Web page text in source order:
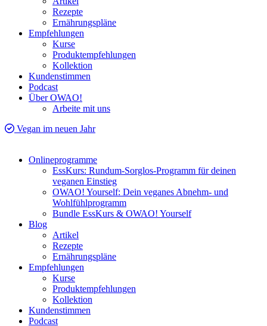
Rezepte
Ernährungspläne
Empfehlungen
Kurse
Produktempfehlungen
Kollektion
Kundenstimmen
Podcast
Über OWAO!
Arbeite mit uns
Vegan im neuen Jahr
Onlineprogramme
EssKurs: Rundum-Sorglos-Programm für deinen
veganen Einstieg
OWAO! Yourself: Dein veganes Abnehm- und
Wohlfühlprogramm
Bundle EssKurs & OWAO! Yourself
Blog
Artikel
Rezepte
Ernährungspläne
Empfehlungen
Kurse
Produktempfehlungen
Kollektion
Kundenstimmen
Podcast